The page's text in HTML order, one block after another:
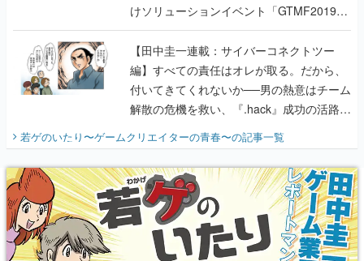
編】すべての責任はオレが取る。だから、
付いてきてくれないか──男の熱意はチーム
解散の危機を救い、『.hack』成功の活路を
開く。業界の快男児・松山 洋に流れる血は
『少年ジャンプ』色だった【若ゲのいた
り】
若ゲのいたり〜ゲームクリエイターの青春〜の記事一覧
X
Youtube